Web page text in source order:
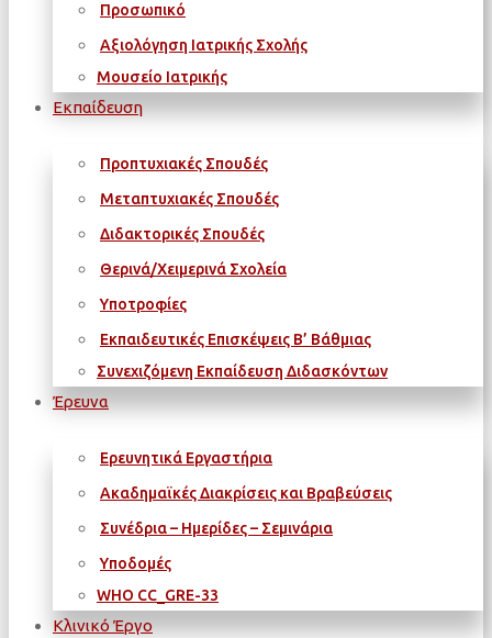
Προσωπικό
Αξιολόγηση Ιατρικής Σχολής
Μουσείο Ιατρικής
Εκπαίδευση
Προπτυχιακές Σπουδές
Μεταπτυχιακές Σπουδές
Διδακτορικές Σπουδές
Θερινά/Χειμερινά Σχολεία
Υποτροφίες
Εκπαιδευτικές Επισκέψεις Β’ Βάθμιας
Συνεχιζόμενη Εκπαίδευση Διδασκόντων
Έρευνα
Ερευνητικά Εργαστήρια
Ακαδημαϊκές Διακρίσεις και Βραβεύσεις
Συνέδρια – Ημερίδες – Σεμινάρια
Υποδομές
WΗΟ CC_GRE-33
Κλινικό Έργο